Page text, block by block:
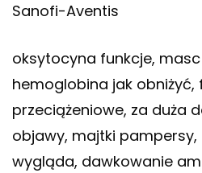
Sanofi-Aventis
oksytocyna funkcje,
hemoglobina jak obniżyć,
przeciążeniowe, za duża
objawy, majtki pampersy,
wygląda, dawkowanie